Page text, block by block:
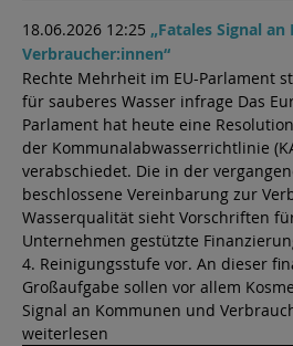
18.06.2026 12:25 „Fatales Signal
Verbraucher:innen“
Rechte Mehrheit im EU-Parlament
für sauberes Wasser infrage Das
Parlament hat heute eine
der Kommunalabwasserrichtlinie
verabschiedet. Die in der
beschlossene Vereinbarung zur
Wasserqualität sieht Vorschriften
Unternehmen gestützte
4. Reinigungsstufe vor. An dieser
Großaufgabe sollen vor allem
Signal an Kommunen und
weiterlesen